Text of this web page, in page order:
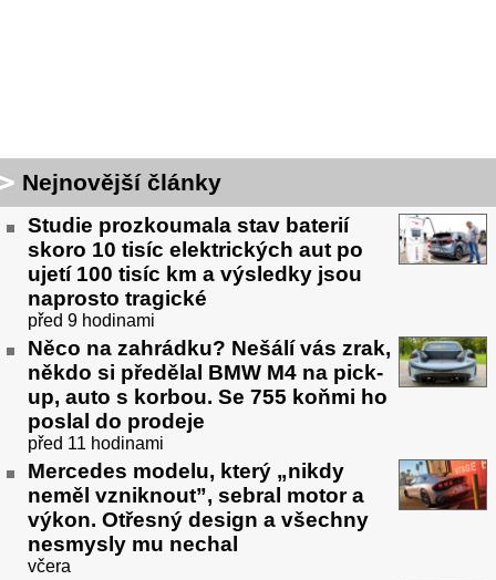
Nejnovější články
Studie prozkoumala stav baterií
skoro 10 tisíc elektrických aut po
ujetí 100 tisíc km a výsledky jsou
naprosto tragické
před 9 hodinami
Něco na zahrádku? Nešálí vás zrak,
někdo si předělal BMW M4 na pick-
up, auto s korbou. Se 755 koňmi ho
poslal do prodeje
před 11 hodinami
Mercedes modelu, který „nikdy
neměl vzniknout”, sebral motor a
výkon. Otřesný design a všechny
nesmysly mu nechal
včera